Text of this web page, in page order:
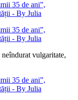
vulgaritate,